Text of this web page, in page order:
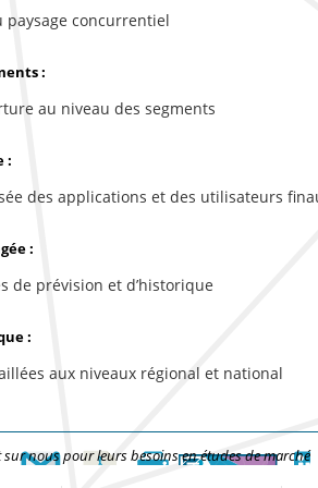
paysage concurrentiel
:
au niveau des segments
:
des applications et des utilisateurs
:
de prévision et d’historique
:
aux niveaux régional et national
nous pour leurs besoins en études de marché